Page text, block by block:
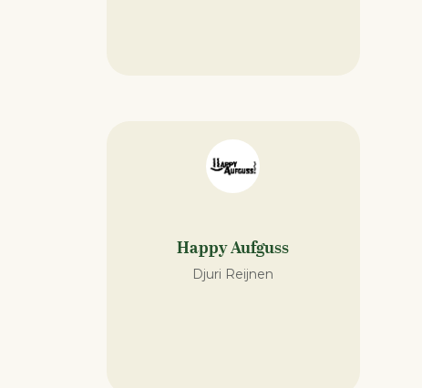
Happy Aufguss
Djuri Reijnen